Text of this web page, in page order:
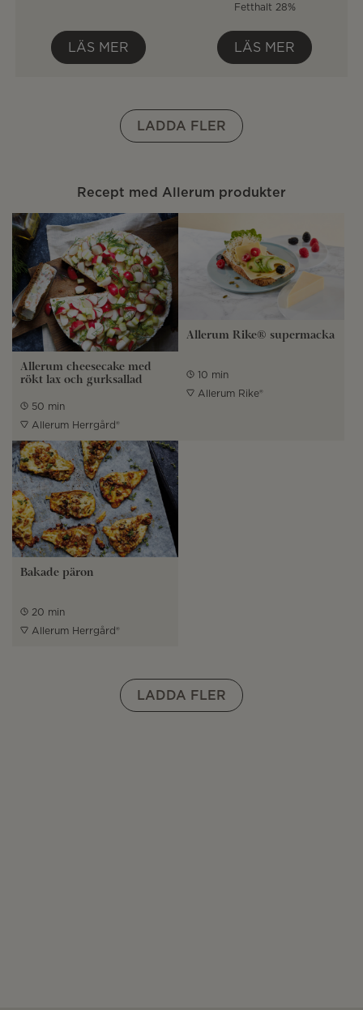
LÄS MER
Fetthalt 28%
LÄS MER
LADDA FLER
Recept med Allerum produkter
Allerum cheesecake med
rökt lax och gurksallad
50 min
Allerum Herrgård®
Allerum Rike® supermacka
10 min
Allerum Rike®
Bakade päron
20 min
Allerum Herrgård®
LADDA FLER